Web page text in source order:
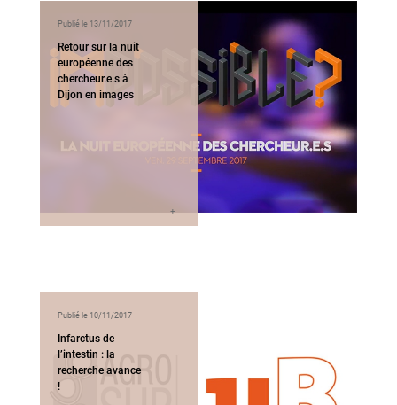
Publié le 13/11/2017
Retour sur la nuit
européenne des
chercheur.e.s à
Dijon en images
Publié le 10/11/2017
Infarctus de
l’intestin : la
recherche avance
!